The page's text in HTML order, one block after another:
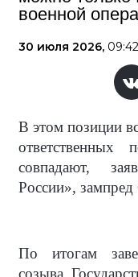
военной
30 июля 2026, 09:42
В этом позиции
ответственных
совпадают,
России», зампред
По итогам
созыва